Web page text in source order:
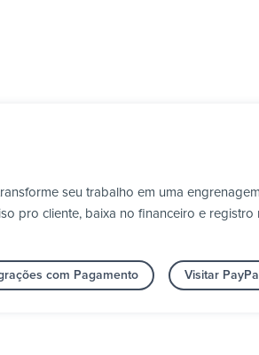
seu trabalho em uma
pro cliente, baixa no financeiro e
com Pagamento Visitar PayPal